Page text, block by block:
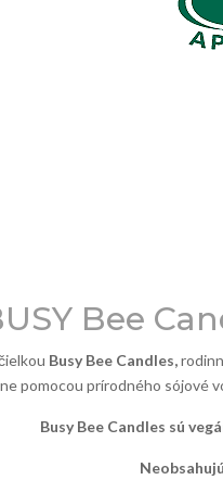
Bee
Busy Bee Candles,
pomocou prírodného sójové
Busy Bee Candles sú